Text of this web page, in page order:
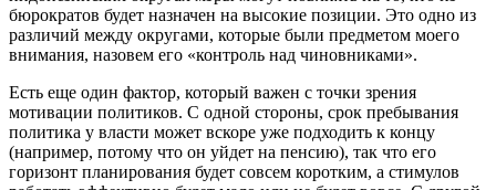
бюрократов будет назначен на высокие позиции. Это одно из
различий между округами, которые были предметом моего
внимания, назовем его «контроль над чиновниками».
Есть еще один фактор, который важен с точки зрения
мотивации политиков. С одной стороны, срок пребывания
политика у власти может вскоре уже подходить к концу
(например, потому что он уйдет на пенсию), так что его
горизонт планирования будет совсем коротким, а стимулов